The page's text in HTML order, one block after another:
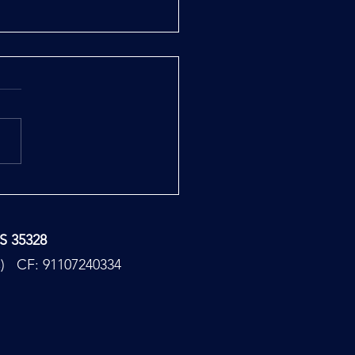
la Medicina e la
35328
CF: 91107240334